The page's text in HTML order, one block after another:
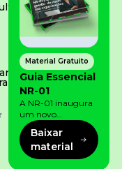
Aprimore
cultura
organizacional
o
Tudo
para
facilitar
rotina
Material Gratuito
Guia Essencial
NR-01
A NR-01 inaugura
um novo
momento na
prevenção de riscos:
agora, além dos
fatores físicos e
Baixar
material